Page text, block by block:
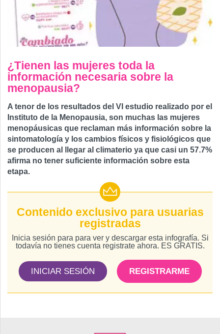
¿Tienen las mujeres toda la
información necesaria sobre la
menopausia?
A tenor de los resultados del VI estudio realizado por el
Instituto de la Menopausia, son muchas las mujeres
menopáusicas que reclaman más información sobre la
sintomatología y los cambios físicos y fisiológicos que
se producen al llegar al climaterio ya que casi un 57.7%
afirma no tener suficiente información sobre esta
etapa.
Contenido exclusivo para usuarias
registradas
Inicia sesión para para ver y descargar esta infografía. Si
todavía no tienes cuenta registrate ahora. ES GRATIS.
INICIAR SESIÓN REGISTRARME